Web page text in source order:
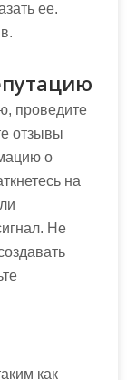
ее.
проведите
отзывы
о
на
Не
как